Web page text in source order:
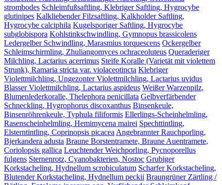
strombodes Schleimfußsaftling, Klebriger Saftling, Hygrocybe
glutinipes Kalkliebender Filzsaftling, Kalkholder Saftling,
Hygrocybe calciphila Kugelsporiger Saftling, Hygrocybe
subglobispora Kohlstinkschwindling, Gymnopus brassicolens
Ledergelber Schwindling, Marasmius torquescens Ockergelber
Schleimschirmling, Zhuliangomyces ochraceoluteus Queraderiger
Milchling, Lactarius acerrimus Steife Koralle (Varietät mit violettem
Strunk), Ramaria stricta var. violaceotincta Klebriger
Violettmilchling, Ungezonter Violettmilchling, Lactarius uvidus
Blasser Violettmilchling, Lactarius aspideus Weißer Warzenpilz,
Blumenlederkoralle, Thelephora penicillata Gelbverfärbender
Schneckling, Hygrophorus discoxanthus Binsenkeule,
Binsenröhrenkeule, Typhula filiformis Ellerlings-Scheinhelmling,
Rasenscheinhelmling, Hemimycena mairei Spechttintling,
Elsterntintling, Coprinopsis picacea Angebrannter Rauchporling,
Bjerkandera adusta Braune Borstentramete, Braune Auentramete,
Coriolopsis gallica Leuchtender Weichporling, Pycnoporellus
fulgens Sternenrotz, Cyanobakterien, Nostoc Grubiger
Korkstacheling, Hydnellum scrobiculatum Scharfer Korkstacheling,
Blutender Korkstacheling, Hydnellum peckii Braungrüner Zärtling /